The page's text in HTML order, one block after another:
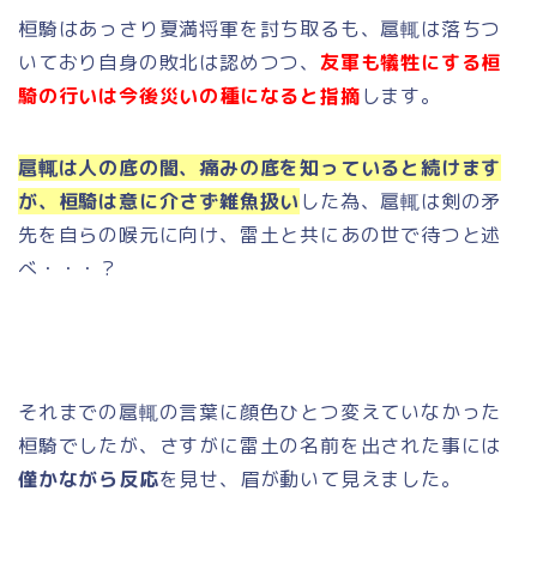
桓騎はあっさり夏満将軍を討ち取るも、扈輒は落ちつ
いており自身の敗北は認めつつ、友軍も犠牲にする桓
騎の行いは今後災いの種になると指摘します。
扈輒は人の底の闇、痛みの底を知っていると続けます
が、桓騎は意に介さず雑魚扱い した為、扈輒は剣の矛
先を自らの喉元に向け、雷土と共にあの世で待つと述
べ・・・？
それまでの扈輒の言葉に顔色ひとつ変えていなかった
桓騎でしたが、さすがに雷土の名前を出された事には
僅かながら反応を見せ、眉が動いて見えました。